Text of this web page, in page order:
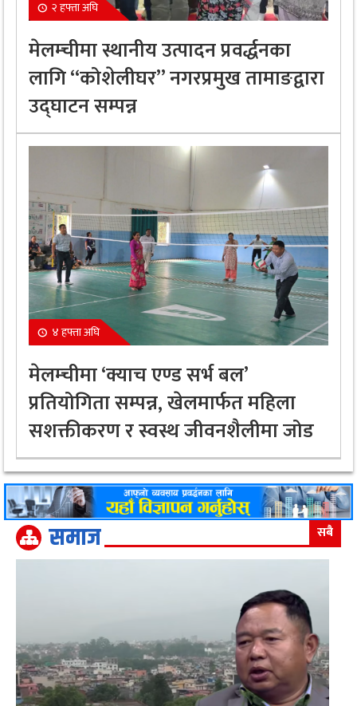
२ हफ्ता अघि
मेलम्चीमा स्थानीय उत्पादन प्रवर्द्धनका
लागि “कोशेलीघर” नगरप्रमुख तामाङद्वारा
उद्घाटन सम्पन्न
४ हफ्ता अघि
मेलम्चीमा ‘क्याच एण्ड सर्भ बल’
प्रतियोगिता सम्पन्न, खेलमार्फत महिला
सशक्तीकरण र स्वस्थ जीवनशैलीमा जोड
समाज सबै